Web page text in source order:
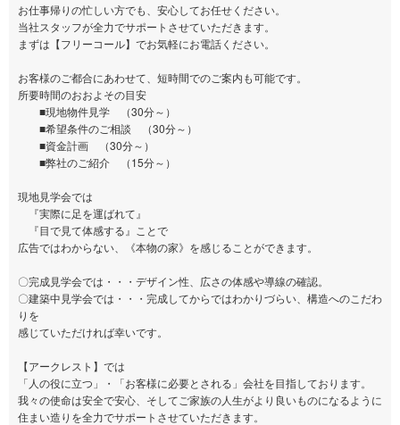
お仕事帰りの忙しい方でも、安心してお任せください。
当社スタッフが全力でサポートさせていただきます。
まずは【フリーコール】でお気軽にお電話ください。
お客様のご都合にあわせて、短時間でのご案内も可能です。
所要時間のおおよその目安
■現地物件見学 （30分～）
■希望条件のご相談 （30分～）
■資金計画 （30分～）
■弊社のご紹介 （15分～）
現地見学会では
『実際に足を運ばれて』
『目で見て体感する』ことで
広告ではわからない、《本物の家》を感じることができます。
〇完成見学会では・・・デザイン性、広さの体感や導線の確認。
〇建築中見学会では・・・完成してからではわかりづらい、構造へのこだわ
りを
感じていただければ幸いです。
【アークレスト】では
「人の役に立つ」・「お客様に必要とされる」会社を目指しております。
我々の使命は安全で安心、そしてご家族の人生がより良いものになるように
住まい造りを全力でサポートさせていただきます。